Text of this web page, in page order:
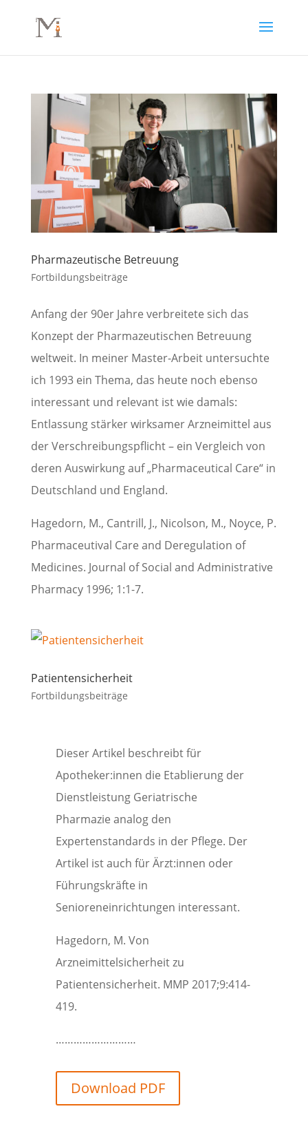
Pharmazeutische Betreuung
Fortbildungsbeiträge
Anfang der 90er Jahre verbreitete sich das
Konzept der Pharmazeutischen Betreuung
weltweit. In meiner Master-Arbeit untersuchte
ich 1993 ein Thema, das heute noch ebenso
interessant und relevant ist wie damals:
Entlassung stärker wirksamer Arzneimittel aus
der Verschreibungspflicht – ein Vergleich von
deren Auswirkung auf „Pharmaceutical Care“ in
Deutschland und England.
Hagedorn, M., Cantrill, J., Nicolson, M., Noyce, P.
Pharmaceutival Care and Deregulation of
Medicines. Journal of Social and Administrative
Pharmacy 1996; 1:1-7.
Patientensicherheit
Fortbildungsbeiträge
Dieser Artikel beschreibt für
Apotheker:innen die Etablierung der
Dienstleistung Geriatrische
Pharmazie analog den
Expertenstandards in der Pflege. Der
Artikel ist auch für Ärzt:innen oder
Führungskräfte in
Senioreneinrichtungen interessant.
Hagedorn, M. Von
Arzneimittelsicherheit zu
Patientensicherheit. MMP 2017;9:414-
419.
………………………
Download PDF